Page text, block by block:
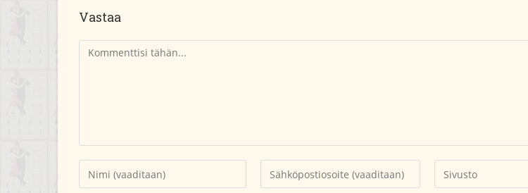
Vastaa
Kommentti
Kirjoita
nimesi
Kirjoita
sähköpostiosoitteesi
Kirjoita
sivustosi